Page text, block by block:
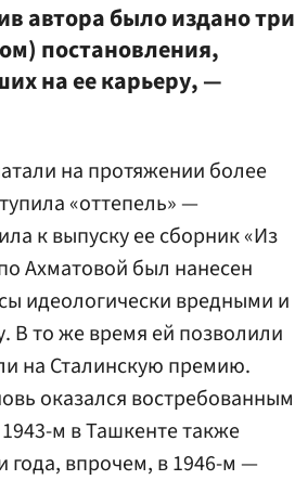
автора было издано три
постановления,
на ее карьеру, —
на протяжении более
«оттепель» —
к выпуску ее сборник «Из
Ахматовой был нанесен
идеологически вредными и
В то же время ей позволили
на Сталинскую премию.
оказался востребованным
м в Ташкенте также
года, впрочем, в 1946-м —